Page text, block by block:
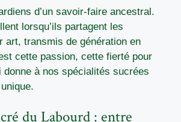
d’un savoir-faire ancestral.
lorsqu’ils partagent les
art, transmis de génération en
cette passion, cette fierté pour
donne à nos spécialités sucrées
du Labourd : entre